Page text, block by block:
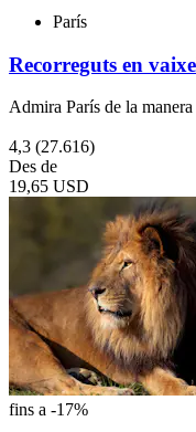
París
Recorreguts en
Admira París de la
4,3 (27.616)
Des de
19,65 USD
fins a -17%